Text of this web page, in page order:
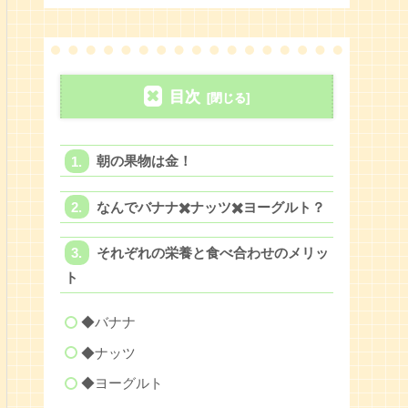
目次
朝の果物は金！
なんでバナナ✖️ナッツ✖️ヨーグルト？
それぞれの栄養と食べ合わせのメリッ
ト
◆バナナ
◆ナッツ
◆ヨーグルト